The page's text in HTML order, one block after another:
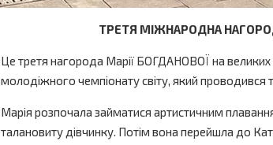
ТРЕТЯ МІЖНАРОДНА
Це третя нагорода Марії БОГДАНОВОЇ на
молодіжного чемпіонату світу, який проводився
Марія розпочала займатися артистичним
талановиту дівчинку. Потім вона перейшла до